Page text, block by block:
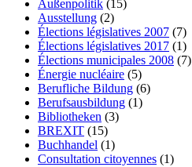
Außenpolitik (15)
Ausstellung (2)
Élections législatives 2007 (7)
Élections législatives 2017 (1)
Élections municipales 2008 (7)
Énergie nucléaire (5)
Berufliche Bildung (6)
Berufsausbildung (1)
Bibliotheken (3)
BREXIT (15)
Buchhandel (1)
Consultation citoyennes (1)